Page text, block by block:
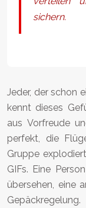
sichern.
Jeder, der schon
kennt dieses
aus Vorfreude
perfekt, die
Gruppe
GIFs. Eine
übersehen, eine